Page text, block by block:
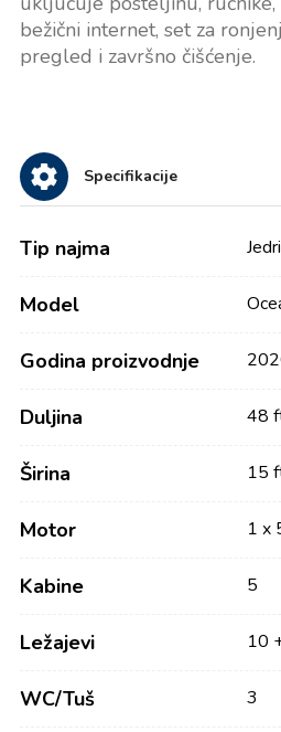
bežični internet, set za
pregled i završno čišćenje.
Specifikacije
Tip najma
Model
Godina proizvodnje
Duljina 48
Širina 15
Motor 1 x
Kabine 5
Ležajevi 10
WC/Tuš 3